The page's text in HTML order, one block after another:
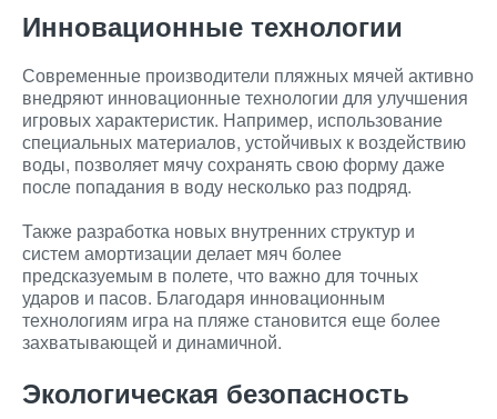
Инновационные технологии
Современные производители пляжных мячей активно
внедряют инновационные технологии для улучшения
игровых характеристик. Например, использование
специальных материалов, устойчивых к воздействию
воды, позволяет мячу сохранять свою форму даже
после попадания в воду несколько раз подряд.
Также разработка новых внутренних структур и
систем амортизации делает мяч более
предсказуемым в полете, что важно для точных
ударов и пасов. Благодаря инновационным
технологиям игра на пляже становится еще более
захватывающей и динамичной.
Экологическая безопасность